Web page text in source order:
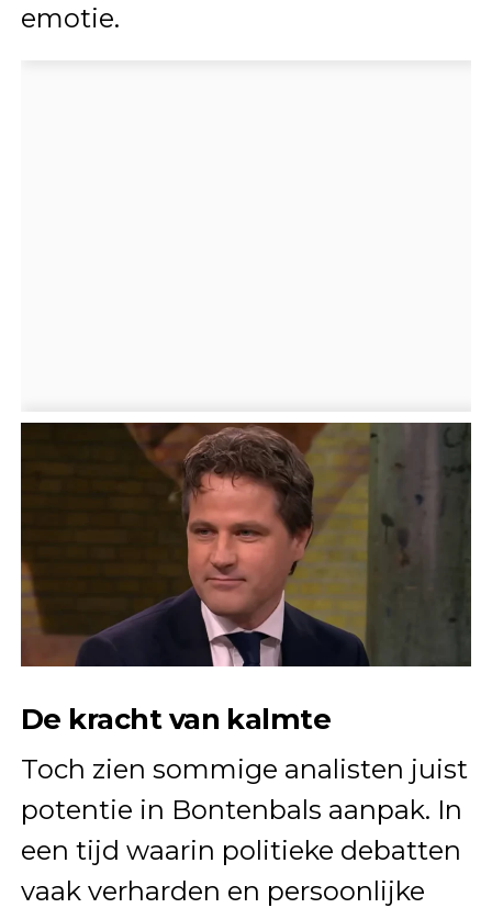
emotie.
De kracht van kalmte
Toch zien sommige analisten juist
potentie in Bontenbals aanpak. In
een tijd waarin politieke debatten
vaak verharden en persoonlijke